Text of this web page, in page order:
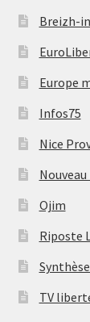
Breizh-
Europe
Infos75
Nice
Ojim
Riposte
TV